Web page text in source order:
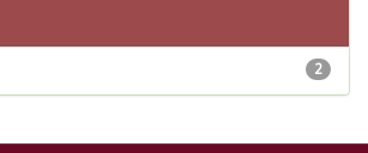
2